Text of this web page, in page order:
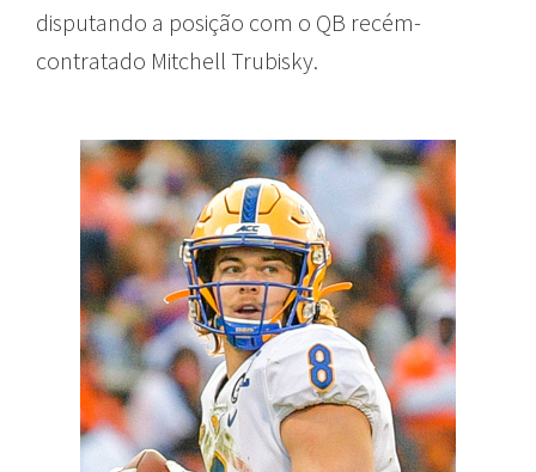
disputando a posição com o QB recém-
contratado Mitchell Trubisky.